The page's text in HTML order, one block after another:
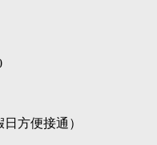
方便接通）